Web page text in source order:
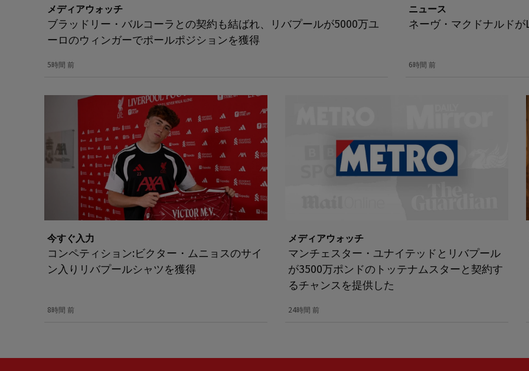
メディアウォッチ
ブラッドリー・バルコーラとの契約も結ばれ、リバプールが5000万ユ
ーロのウィンガーでポールポジションを獲得
5時間 前
ニュース
ネーヴ・マクドナルド
6時間 前
今すぐ入力
コンペティション:ビクター・ムニョスのサイ
ン入りリバプールシャツを獲得
8時間 前
メディアウォッチ
マンチェスター・ユナイテッドとリバプール
が3500万ポンドのトッテナムスターと契約す
るチャンスを提供した
24時間 前